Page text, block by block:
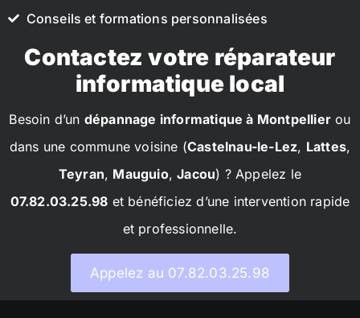
Conseils et formations personnalisées
Contactez votre réparateur
informatique local
Besoin d’un dépannage informatique à Montpellier ou
dans une commune voisine (Castelnau-le-Lez, Lattes,
Teyran, Mauguio,Jacou) ? Appelez le
07.82.03.25.98 et bénéficiez d’une intervention rapide
et professionnelle.
Appelez au 07.82.03.25.98